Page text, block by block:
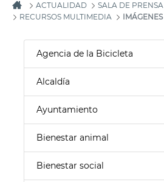
ACTUALIDAD
SALA DE PRENSA
RECURSOS MULTIMEDIA
IMÁGENES
Agencia de la Bicicleta
Alcaldía
Ayuntamiento
Bienestar animal
Bienestar social